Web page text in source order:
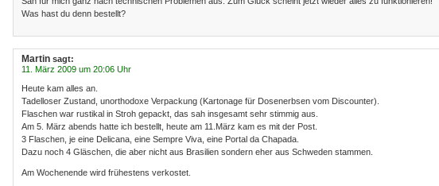
Was hast du denn bestellt?
Martin sagt:
11. März 2009 um 20:06 Uhr
Heute kam alles an.
Tadelloser Zustand, unorthodoxe Verpackung (Kartonage für Dosenerbsen vom Discounter).
Flaschen war rustikal in Stroh gepackt, das sah insgesamt sehr stimmig aus.
Am 5. März abends hatte ich bestellt, heute am 11.März kam es mit der Post.
3 Flaschen, je eine Delicana, eine Sempre Viva, eine Portal da Chapada.
Dazu noch 4 Gläschen, die aber nicht aus Brasilien sondern eher aus Schweden stammen.
Am Wochenende wird frühestens verkostet.